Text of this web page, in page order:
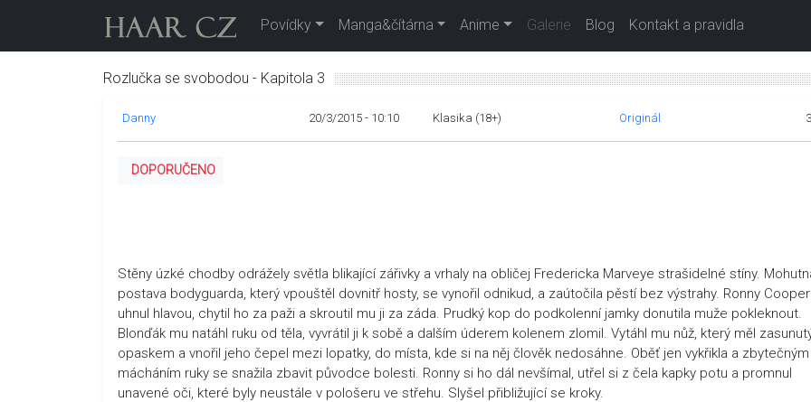
Povídky Manga&čítárna Anime Galerie Blog Kontakt a pravidla
Rozlučka se svobodou - Kapitola 3
Danny 20/3/2015 - 10:10 Klasika (18+) Originál
DOPORUČENO
Stěny úzké chodby odrážely světla blikající zářivky a vrhaly na obličej Fredericka Marveye strašidelné stíny.
postava bodyguarda, který vpouštěl dovnitř hosty, se vynořil odnikud, a zaútočila pěstí bez výstrahy. Ronny
uhnul hlavou, chytil ho za paži a skroutil mu ji za záda. Prudký kop do podkolenní jamky donutila muže pokleknout.
Blonďák mu natáhl ruku od těla, vyvrátil ji k sobě a dalším úderem kolenem zlomil. Vytáhl mu nůž, který měl
opaskem a vnořil jeho čepel mezi lopatky, do místa, kde si na něj člověk nedosáhne. Oběť jen vykřikla a zbytečným
mácháním ruky se snažila zbavit původce bolesti. Ronny si ho dál nevšímal, utřel si z čela kapky potu a promnul
unavené oči, které byly neustále v pološeru ve střehu. Slyšel přibližující se kroky.